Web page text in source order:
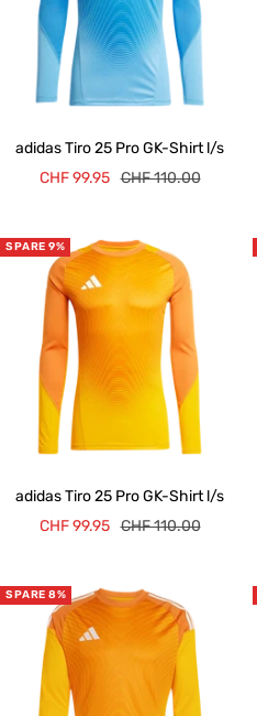
adidas Tiro 25 Pro GK-Shirt l/s
Angebotspreis
CHF 99.95 Regulärer
CHF 110.00
SPARE 9%
adidas Tiro 25 Pro GK-Shirt l/s
Angebotspreis
CHF 99.95 Regulärer
CHF 110.00
SPARE 8%